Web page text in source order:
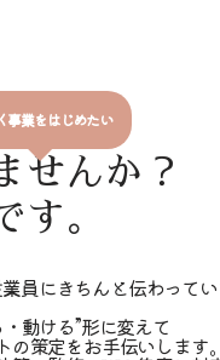
事業をはじめたい
せんか？
す。
員にきちんと伝わって
動ける”形に変えて
策定をお手伝いします。